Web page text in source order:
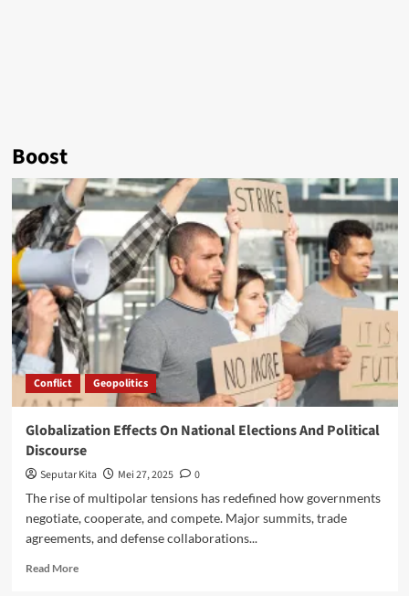
Boost
Conflict Geopolitics
Globalization Effects On National Elections And Political
Discourse
Seputar Kita Mei 27, 2025
0
The rise of multipolar tensions has redefined how governments
negotiate, cooperate, and compete. Major summits, trade
agreements, and defense collaborations...
Read MoreRead